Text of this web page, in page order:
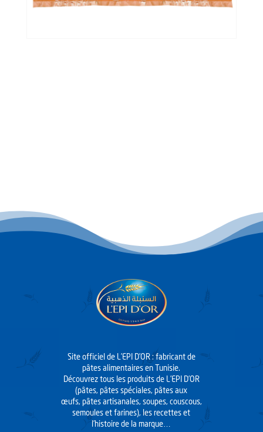
Site officiel de L’EPI D’OR : fabricant de
pâtes alimentaires en Tunisie.
Découvrez tous les produits de L’EPI D’OR
(pâtes, pâtes spéciales, pâtes aux
œufs, pâtes artisanales, soupes, couscous,
semoules et farines), les recettes et
l’histoire de la marque…